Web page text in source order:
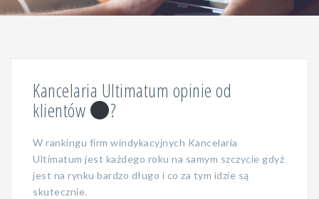
Kancelaria Ultimatum opinie od
klientów ?
W rankingu firm windykacyjnych Kancelaria
Ultimatum jest każdego roku na samym szczycie gdyż
jest na rynku bardzo długo i co za tym idzie są
skutecznie.